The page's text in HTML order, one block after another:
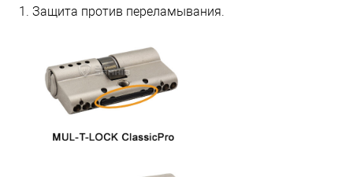
1. Защита против переламывания.